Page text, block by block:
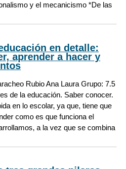
y el mecanicismo *De las
en detalle:
aprender a hacer y
Rubio Ana Laura Grupo: 7.5
de la educación. Saber conocer.
en lo escolar, ya que, tiene que
como es que funciona el
a la vez que se combina